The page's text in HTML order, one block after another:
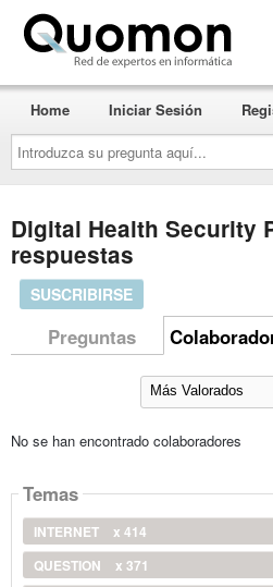
Introduzca
su
pregunta
aquí...
Home Iniciar Sesión
Digital Health Security
respuestas
SUSCRIBIRSE
Preguntas
No se han encontrado colaboradores
Temas
INTERNET
x 414
QUESTION
x 371